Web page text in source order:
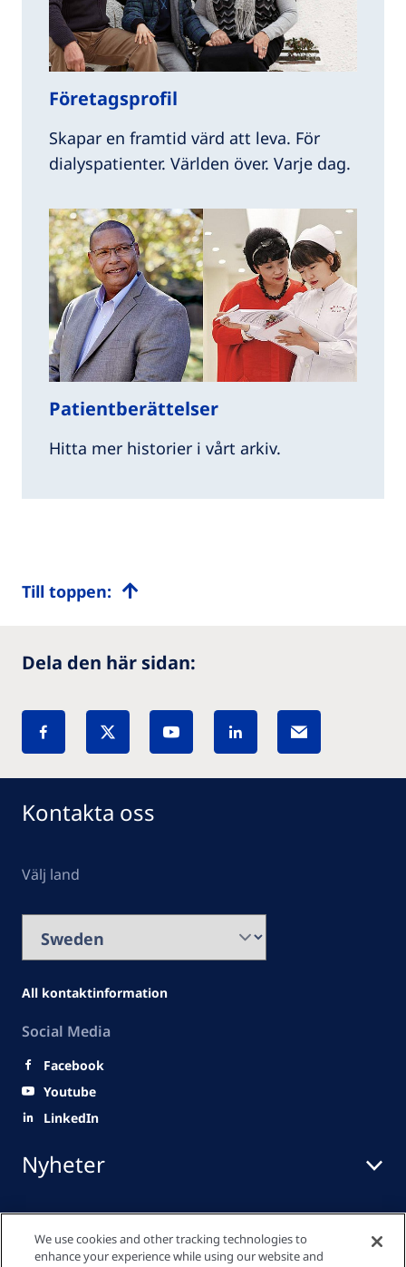
Företagsprofil
Skapar en framtid värd att leva. För
dialyspatienter. Världen över. Varje dag.
Patientberättelser
Hitta mer historier i vårt arkiv.
Till toppen:
Dela den här sidan:
Nyheter
Snabblänkar
Kontakta oss
Välj land
All kontaktinformation
Social Media
Facebook
Youtube
LinkedIn
We use cookies and other tracking technologies to
enhance your experience while using our website and